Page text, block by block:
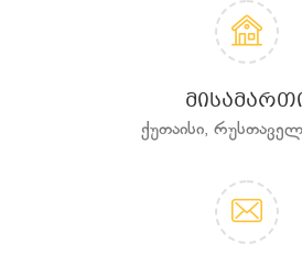
ქუთაისი,